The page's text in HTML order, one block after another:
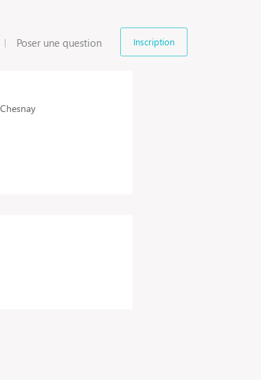
Inscription
Poser une question